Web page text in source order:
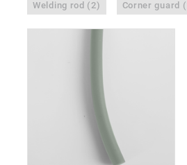
Welding rod (2) Corner guard